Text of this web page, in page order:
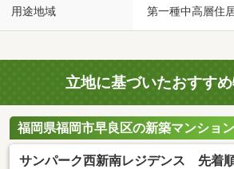
用途地域 第一種中高層住
立地に基づいたおすす
福岡県福岡市早良区の新築マンション
サンパーク西新南レジデンス 先着